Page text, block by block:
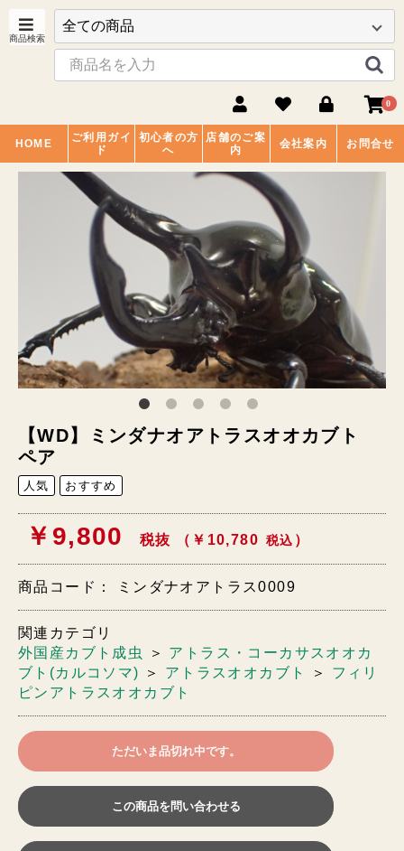
0
HOME
ご利用ガイ
ド
初心者の方
へ
店舗のご案
内
会社案内 お問合せ
【WD】ミンダナオアトラスオオカブト
ペア
人気 おすすめ
￥9,800 税抜 （￥10,780 税込 ）
商品コード： ミンダナオアトラス0009
関連カテゴリ
外国産カブト成虫
＞
アトラス・コーカサスオオカ
ブト(カルコソマ)
＞ アトラスオオカブト ＞
フィリ
ピンアトラスオオカブト
ただいま品切れ中です。
この商品を問い合わせる